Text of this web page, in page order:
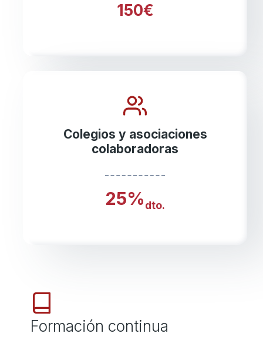
150€
Colegios y asociaciones
colaboradoras
25%dto.
Formación continua